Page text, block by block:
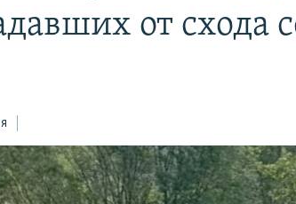
от схода